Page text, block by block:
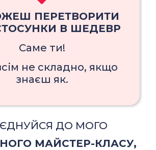
ПЕРЕТВОРИТИ
В ШЕДЕВР
Саме ти!
не складно, якщо
знаєш як.
ДО МОГО
МАЙСТЕР-КЛАСУ,